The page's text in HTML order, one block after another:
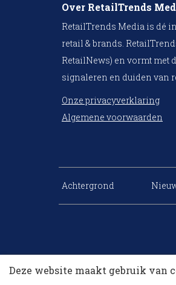
Over RetailTrends
RetailTrends Media is dé
retail & brands.
RetailNews) en vormt met
signaleren en duiden van
Onze privacyverklaring
Algemene voorwaarden
Achtergrond
Deze website maakt gebruik van